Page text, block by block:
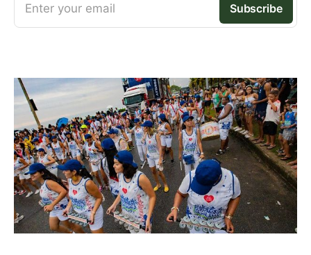
Enter your email Subscribe